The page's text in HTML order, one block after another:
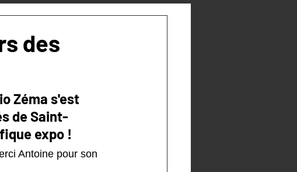
des
Zéma s'est
de Saint-
expo !
Antoine pour son